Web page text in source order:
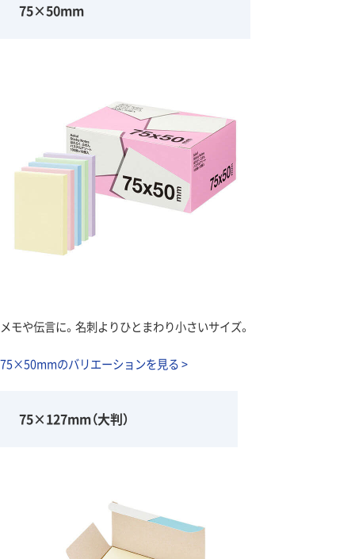
75×50mm
メモや伝言に。名刺よりひとまわり小さいサイズ。
75×50mmのバリエーションを見る >
75×127mm（大判）